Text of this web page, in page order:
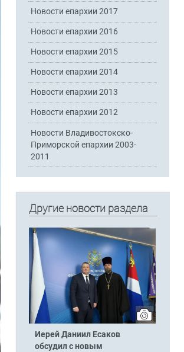
Новости епархии 2017
Новости епархии 2016
Новости епархии 2015
Новости епархии 2014
Новости епархии 2013
Новости епархии 2012
Новости Владивостокско-
Приморской епархии 2003-
2011
Другие новости раздела
Иерей Даниил Есаков
обсудил с новым